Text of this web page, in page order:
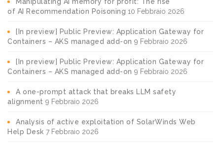
of AI Recommendation Poisoning 10 Febbraio 2026
[In preview] Public Preview: Application Gateway for
Containers – AKS managed add-on 9 Febbraio 2026
[In preview] Public Preview: Application Gateway for
Containers – AKS managed add-on 9 Febbraio 2026
A one-prompt attack that breaks LLM safety
alignment 9 Febbraio 2026
Analysis of active exploitation of SolarWinds Web
Help Desk 7 Febbraio 2026